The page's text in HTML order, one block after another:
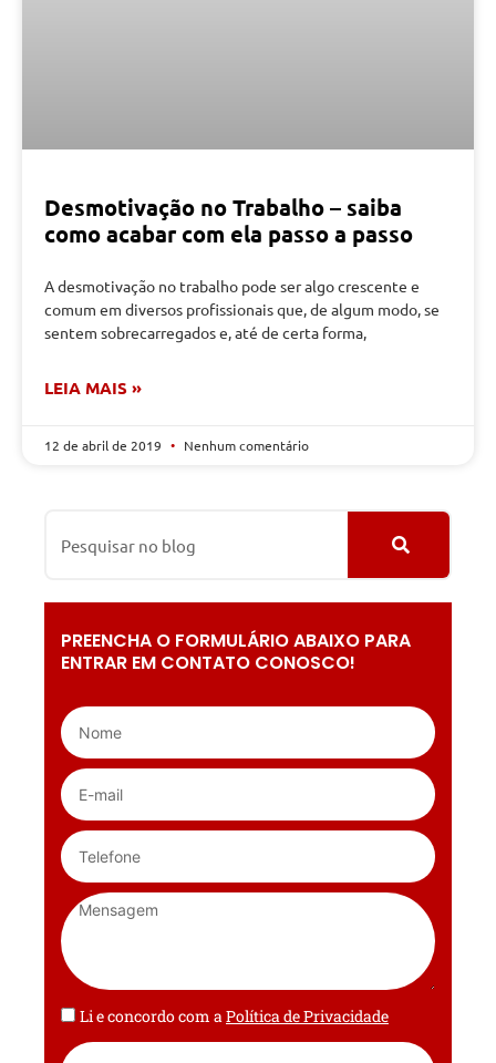
Desmotivação no Trabalho – saiba
como acabar com ela passo a passo
A desmotivação no trabalho pode ser algo crescente e
comum em diversos profissionais que, de algum modo, se
sentem sobrecarregados e, até de certa forma,
LEIA MAIS »
12 de abril de 2019 Nenhum comentário
PREENCHA O FORMULÁRIO ABAIXO PARA
ENTRAR EM CONTATO CONOSCO!
Li e concordo com aPolítica de Privacidade